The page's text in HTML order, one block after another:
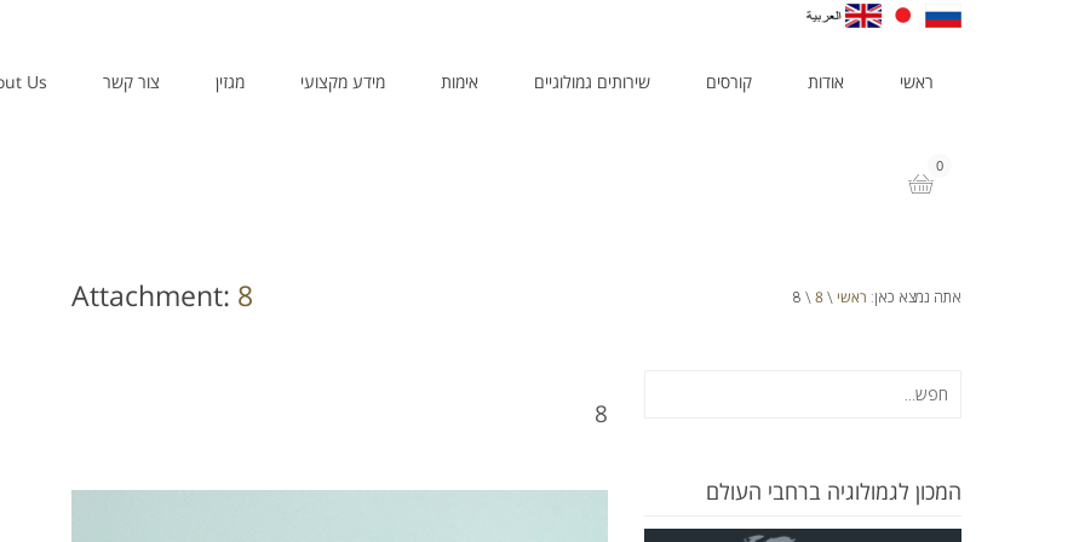
ראשי אודות קורסים שירותים גמולוגיים אימות מידע מקצועי מגזין צור קשר Us
0
Attachment: 8 אתה נמצא כאן: ראשי \
8
\ 8
8
המכון לגמולוגיה ברחבי העולם